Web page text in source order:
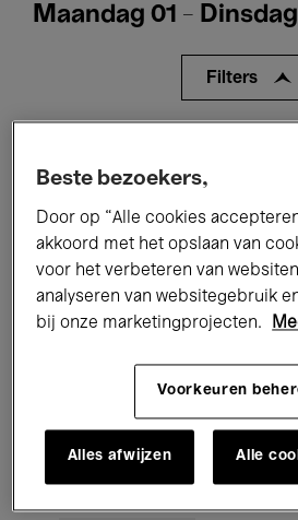
Maandag 01 -
Filters
Performances Lezingen
Jazz Klassieke Muziek
Onderwijs Rondleidingen
Beste bezoekers,
Door op “Alle cookies
akkoord met het opslaan van
voor het verbeteren van
analyseren van websitegebruik
bij onze marketingprojecten.
Voorkeuren
Alles afwijzen Alle